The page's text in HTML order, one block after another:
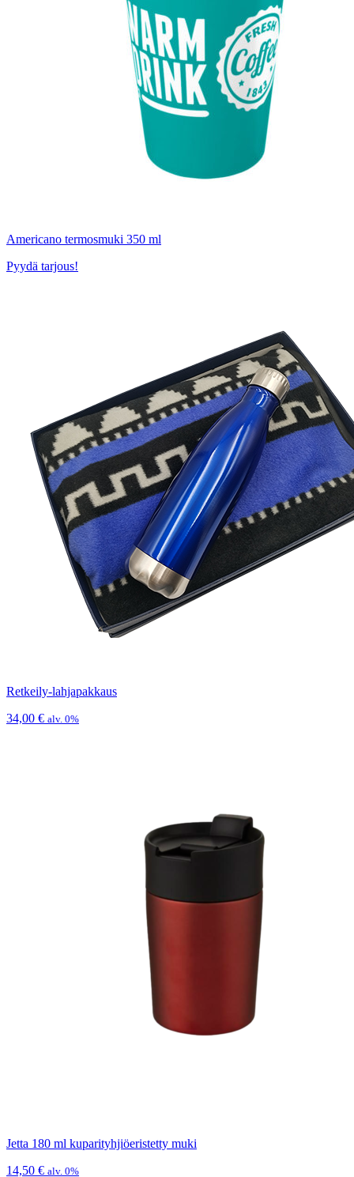
Americano termosmuki 350 ml
Pyydä tarjous!
Retkeily-lahjapakkaus
34,00 € alv. 0%
Jetta 180 ml kuparityhjiöeristetty muki
14,50 € alv. 0%